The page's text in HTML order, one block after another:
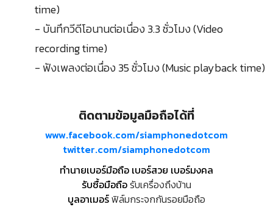
time)
- บันทึกวีดีโอนานต่อเนื่อง 3.3 ชั่วโมง (Video
recording time)
- ฟังเพลงต่อเนื่อง 35 ชั่วโมง (Music playback time)
ติดตามข้อมูลมือถือได้ที่
www.facebook.com/siamphonedotcom
twitter.com/siamphonedotcom
ทำนายเบอร์มือถือ เบอร์สวย เบอร์มงคล
รับซื้อมือถือรับเครื่องถึงบ้าน
บูลอาเมอร์ฟิล์มกระจกกันรอยมือถือ